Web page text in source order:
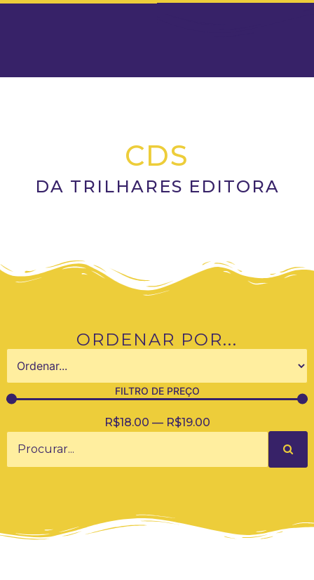
CDS
DA TRILHARES EDITORA
ORDENAR POR...
FILTRO DE PREÇO
R$18.00 — R$19.00